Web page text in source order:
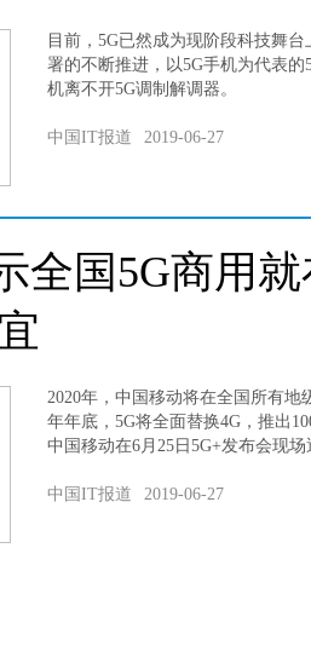
目前，5G已然成为现阶段科技舞
署的不断推进，以5G手机为代表
机离不开5G调制解调器。
中国IT报道 2019-06-27
全国5G商用
2020年，中国移动将在全国所有
年年底，5G将全面替换4G，推出
中国移动在6月25日5G+发布会现
中国IT报道 2019-06-27